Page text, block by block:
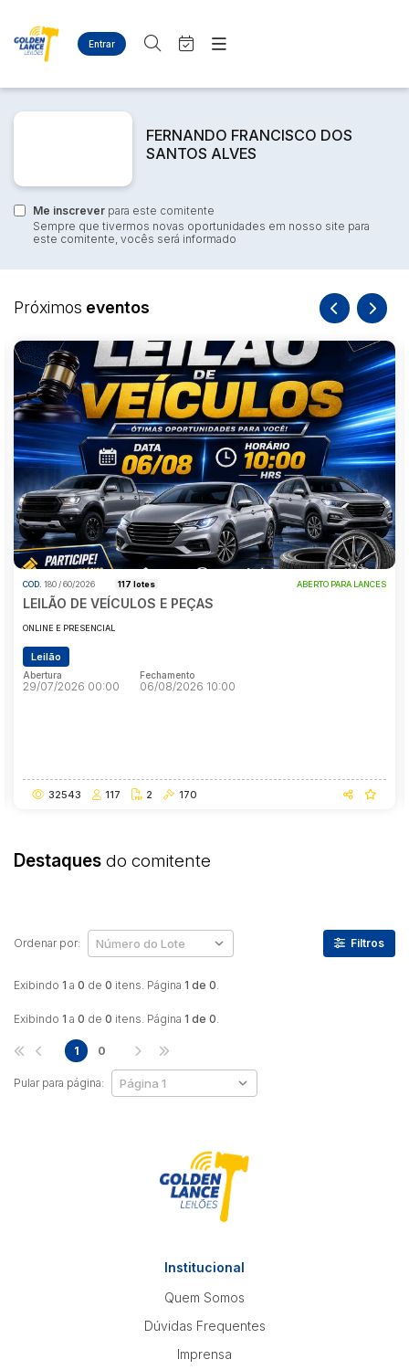
Entrar
Criar conta Entrar
Site
Busca por categoria
Diversos
Eletrodomésticos
Veículos
Aeronave
Caminhões
Carro sucata
Carros populares
Reboque
Busca por palavra-chave
Estados Cidade
Judiciais Extrajudiciais
Faixa de valor
R$ até R$
Pesquisar
FERNANDO FRANCISCO DOS
SANTOS ALVES
Me inscrever para este comitente
Sempre que tivermos novas oportunidades em nosso site para
este comitente, vocês será informado
Próximos eventos
COD. 180 / 60/2026 117 lotes ABERTO PARA LANCES
LEILÃO DE VEÍCULOS E PEÇAS
ONLINE E PRESENCIAL
Leilão
Abertura
29/07/2026 00:00
Fechamento
06/08/2026 10:00
32543 117 2 170
Destaques do comitente
Exibindo 1 a 0 de 0 itens. Página 1 de 0.
Ordenar por: Filtros
Exibindo 1 a 0 de 0 itens. Página 1 de 0.
Pular para página:
1 0
Institucional
Quem Somos
Dúvidas Frequentes
Imprensa